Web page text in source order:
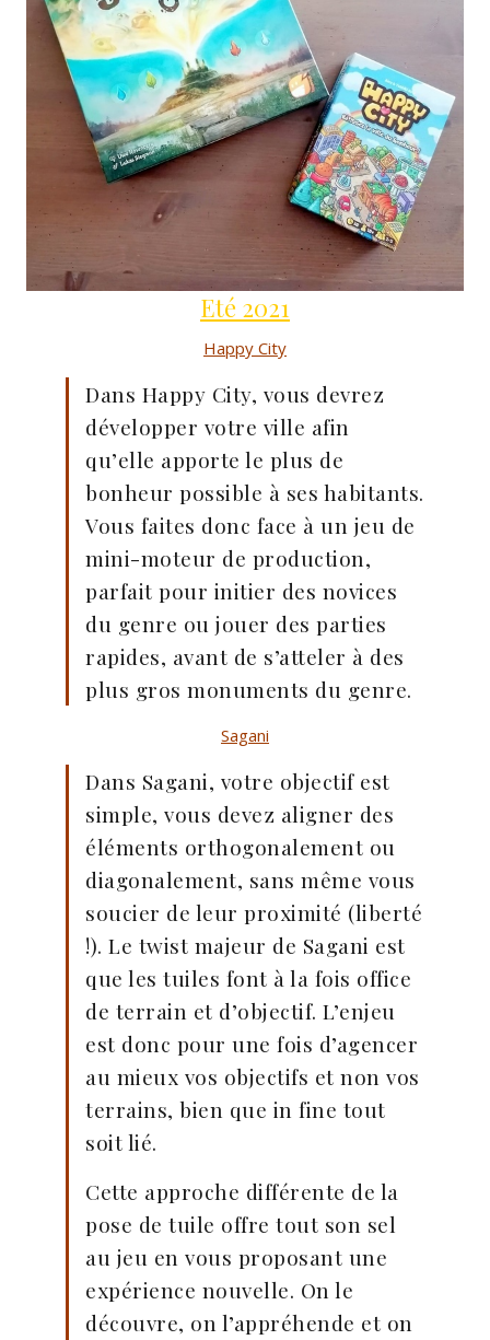
Eté 2021
Happy City
Dans Happy City, vous devrez
développer votre ville afin
qu’elle apporte le plus de
bonheur possible à ses habitants.
Vous faites donc face à un jeu de
mini-moteur de production,
parfait pour initier des novices
du genre ou jouer des parties
rapides, avant de s’atteler à des
plus gros monuments du genre.
Sagani
Dans Sagani, votre objectif est
simple, vous devez aligner des
éléments orthogonalement ou
diagonalement, sans même vous
soucier de leur proximité (liberté
!). Le twist majeur de Sagani est
que les tuiles font à la fois office
de terrain et d’objectif. L’enjeu
est donc pour une fois d’agencer
au mieux vos objectifs et non vos
terrains, bien que in fine tout
soit lié.
Cette approche différente de la
pose de tuile offre tout son sel
au jeu en vous proposant une
expérience nouvelle. On le
découvre, on l’appréhende et on